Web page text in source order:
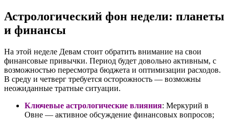
Астрологический фон недели: планеты
и финансы
На этой неделе Девам стоит обратить внимание на свои
финансовые привычки. Период будет довольно активным, с
возможностью пересмотра бюджета и оптимизации расходов.
В среду и четверг требуется осторожность — возможны
неожиданные тратные ситуации.
Ключевые астрологические влияния: Меркурий в
Овне — активное обсуждение финансовых вопросов;